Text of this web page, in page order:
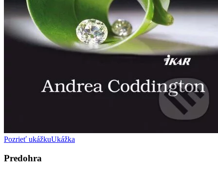
Pozrieť ukážkuUkážka
Predohra